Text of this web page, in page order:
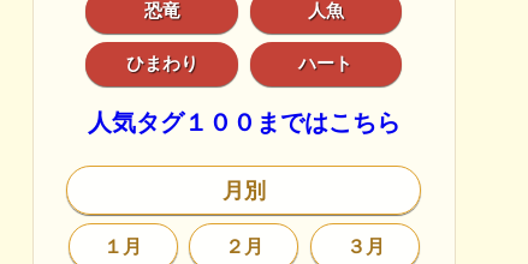
恐竜 人魚
ひまわり ハート
人気タグ１００まではこちら
月別
１月 ２月 ３月